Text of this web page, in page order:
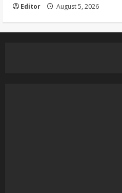
Editor August 5, 2026